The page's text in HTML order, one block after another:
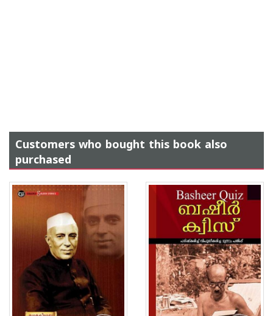
Customers who bought this book also
purchased